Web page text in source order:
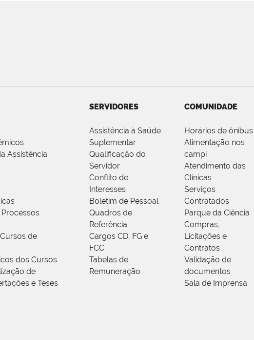
Assistência
de
dos Cursos
de
e Teses
SERVIDORES
Assistência à Saúde
Suplementar
Qualificação do
Servidor
Conflito de
Interesses
Boletim de Pessoal
Quadros de
Referência
Cargos CD, FG e
FCC
Tabelas de
Remuneração
COMUNIDADE
Horários de ônibus
Alimentação nos
campi
Atendimento das
Clínicas
Serviços
Contratados
Parque da Ciência
Compras,
Licitações e
Contratos
Validação de
documentos
Sala de Imprensa